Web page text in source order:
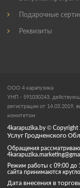
Подарочные
Реквизиты
ООО 4 карапузика
УНП - 591030243,
регистрации от 14.03.2019,
комитетом
4karapuzika.by © Copyright
Услуг Гродненского
Обращения
Режим работы с 09:00 до
сайта принимаются
Дата внесения в